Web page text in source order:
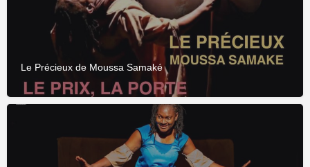
Le Précieux de Moussa Samaké